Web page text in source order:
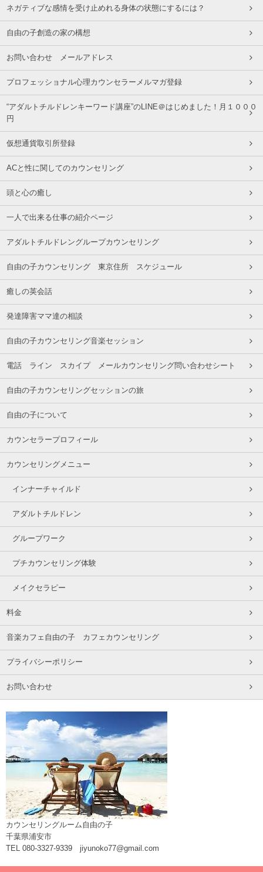
ネガティブな感情を受け止めれる身体の状態にするには？
自由の子創造の家の構想
お問い合わせ メールアドレス
プロフェッショナル心理カウンセラーメルマガ登録
“アダルトチルドレンキーワード講座”のLINE＠はじめました！月１０００
円
仮想通貨取引所登録
ACと性に関してのカウンセリング
頭と心の癒し
一人で出来る仕事の紹介ページ
アダルトチルドレングループカウンセリング
自由の子カウンセリング 東京住所 スケジュール
癒しの英会話
発達障害ママ達の相談
自由の子カウンセリング音楽セッション
電話 ライン スカイプ メールカウンセリング問い合わせシート
自由の子カウンセリングセッションの旅
自由の子について
カウンセラープロフィール
カウンセリングメニュー
インナーチャイルド
アダルトチルドレン
グループワーク
プチカウンセリング体験
メイクセラピー
料金
音楽カフェ自由の子 カフェカウンセリング
プライバシーポリシー
お問い合わせ
カウンセリングルーム自由の子
千葉県浦安市
TEL 080-3327-9339 jiyunoko77@gmail.com